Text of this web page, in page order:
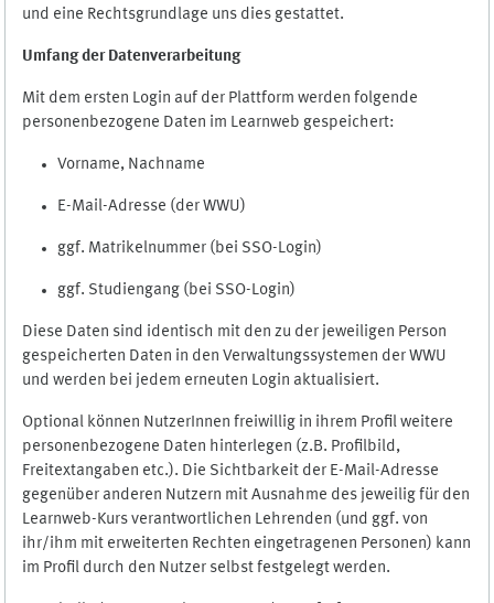
und eine Rechtsgrundlage uns dies gestattet.
Umfang der Datenverarbeitung
Mit dem ersten Login auf der Plattform werden folgende
personenbezogene Daten im Learnweb gespeichert:
Vorname, Nachname
E-Mail-Adresse (der WWU)
ggf. Matrikelnummer (bei SSO-Login)
ggf. Studiengang (bei SSO-Login)
Diese Daten sind identisch mit den zu der jeweiligen Person
gespeicherten Daten in den Verwaltungssystemen der WWU
und werden bei jedem erneuten Login aktualisiert.
Optional können NutzerInnen freiwillig in ihrem Profil weitere
personenbezogene Daten hinterlegen (z.B. Profilbild,
Freitextangaben etc.). Die Sichtbarkeit der E-Mail-Adresse
gegenüber anderen Nutzern mit Ausnahme des jeweilig für den
Learnweb-Kurs verantwortlichen Lehrenden (und ggf. von
ihr/ihm mit erweiterten Rechten eingetragenen Personen) kann
im Profil durch den Nutzer selbst festgelegt werden.